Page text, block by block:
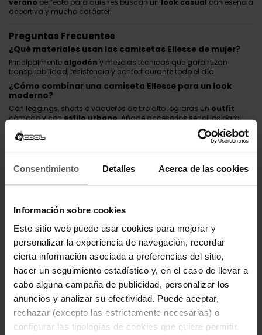
Consentimiento Detalles Acerca de las cookies
Información sobre cookies
Este sitio web puede usar cookies para mejorar y
personalizar la experiencia de navegación, recordar
cierta información asociada a preferencias del sitio,
hacer un seguimiento estadístico y, en el caso de llevar a
cabo alguna campaña de publicidad, personalizar los
anuncios y analizar su efectividad. Puede aceptar,
rechazar (excepto las estrictamente necesarias) o
configurar las tipologías de cookies que quiere permitir.
deportiva y mucho carácter.
Preguntas Frecuentes
¿Qué materiales usan las camisetas Ellesse de mujer?
Principalmente algodón y mezclas técnicas que garantizan
transpirabilidad, resistencia y confort durante todo el día.
¿Cómo combinar una camiseta Ellesse para un look
moderno?
Con leggings, shorts o vaqueros de tiro alto lograrás un outfit
cómodo y conestilo urbano. Añade accesorios sencillos para
¿Por qué comprar tus camisetas Ellesse en Ecool?
Porque enEcooltrabajamos con marcas originales, envío rápido y
atención personalizada. Seguimos las últimas
tendencias
en
moda femeninapara ofrecerte solo lo mejor encomodidad y
estilo.
✍️ Redacción SEO por Ecool, especialistas en moda urbana desde
2015.
Otras prendas de Ellesse
VESTIDOS ELLESSE SUDADERAS ELLESSE
CHAQUETAS ELLESSE PANTALONES ELLESSE
PANTALONES CORTOS ELLESSE